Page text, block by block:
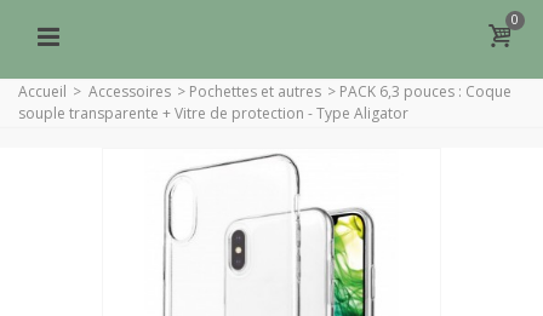
0
Accueil > Accessoires > Pochettes et autres > PACK 6,3 pouces : Coque
souple transparente + Vitre de protection - Type Aligator